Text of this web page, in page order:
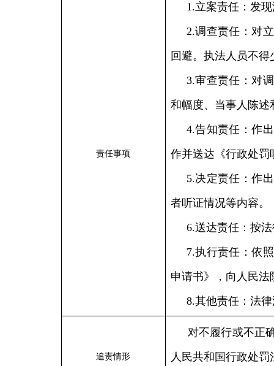
责任事项
1.立案责任：发
2.调查责任：对
回避。执法人员不
3.审查责任：对
和幅度、当事人陈述
4.告知责任：作
作并送达《行政处罚
5.决定责任：作
者听证情况等内容。
6.送达责任：按
7.执行责任：依
申请书》，向人民法
8.其他责任：法
追责情形
对不履行或不正
人民共和国行政处